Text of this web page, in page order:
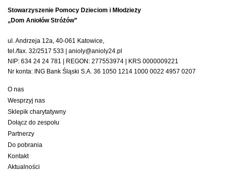
Stowarzyszenie Pomocy Dzieciom i Młodzieży
„Dom Aniołów Stróżów”
ul. Andrzeja 12a, 40-061 Katowice,
tel./fax. 32/2517 533 | anioly@anioly24.pl
NIP: 634 24 24 781 | REGON: 277553974 | KRS 0000009221
Nr konta: ING Bank Śląski S.A. 36 1050 1214 1000 0022 4957 0207
O nas
Wesprzyj nas
Sklepik charytatywny
Dołącz do zespołu
Partnerzy
Do pobrania
Kontakt
Aktualności